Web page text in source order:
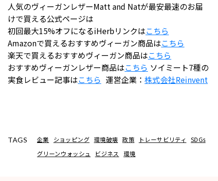
人気のヴィーガンレザーMatt and Natが最安最速のお届
けで買える公式ページは
初回最大15%オフになるiHerbリンクはこちら
Amazonで買えるおすすめヴィーガン商品はこちら
楽天で買えるおすすめヴィーガン商品はこちら
おすすめヴィーガンレザー商品はこちら ソイミート7種の
実食レビュー記事はこちら 運営企業： 株式会社Reinvent
TAGS 企業 ショッピング 環境破壊 政策 トレーサビリティ
SDGs
グリーンウォッシュ
ビジネス 環境